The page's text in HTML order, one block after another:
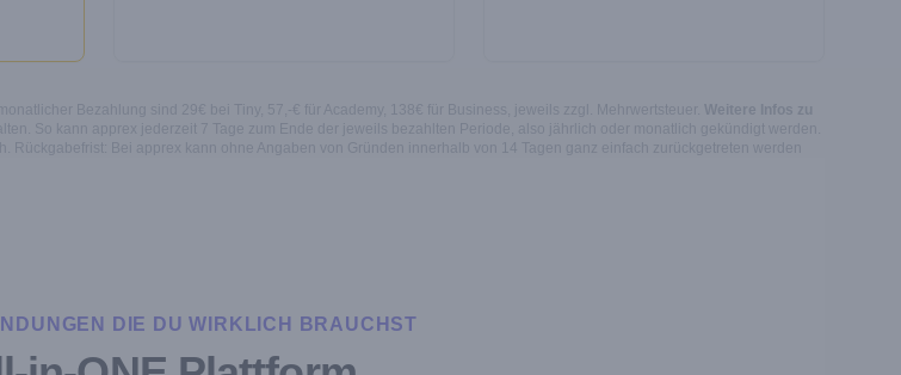
Bezahlung sind 29€ bei Tiny, 57,-€ für Academy, 138€ für Business, jeweils zzgl. Mehrwertsteuer. Weitere Infos zu
So kann apprex jederzeit 7 Tage zum Ende der jeweils bezahlten Periode, also jährlich oder monatlich gekündigt werden.
Bei apprex kann ohne Angaben von Gründen innerhalb von 14 Tagen ganz einfach zurückgetreten werden
DIE DU WIRKLICH BRAUCHST